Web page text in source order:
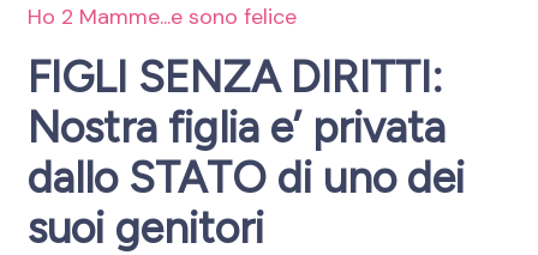
Ho 2 Mamme...e sono felice
FIGLI SENZA DIRITTI:
Nostra figlia e’ privata
dallo STATO di uno dei
suoi genitori